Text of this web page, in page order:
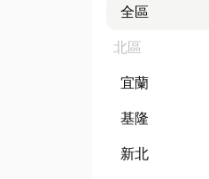
全區
北區
宜蘭
基隆
新北